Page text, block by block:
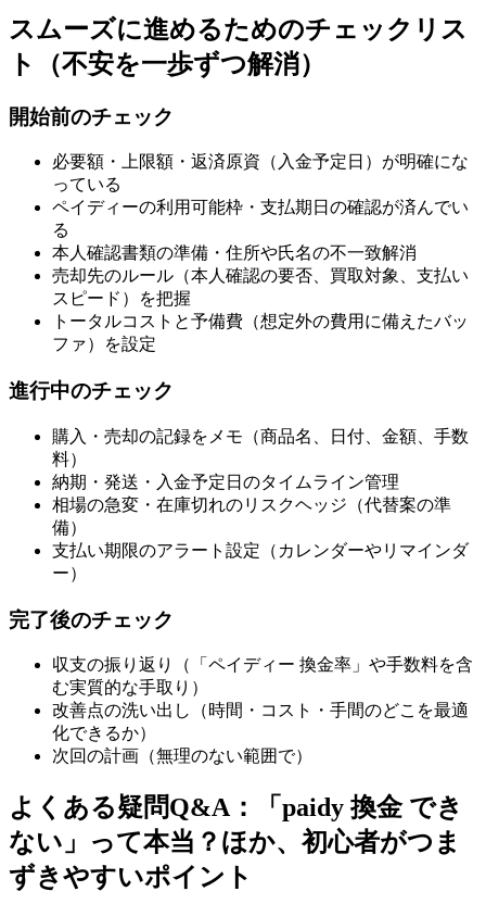
スムーズに進めるためのチェックリス
ト（不安を一歩ずつ解消）
開始前のチェック
必要額・上限額・返済原資（入金予定日）が明確にな
っている
ペイディーの利用可能枠・支払期日の確認が済んでい
る
本人確認書類の準備・住所や氏名の不一致解消
売却先のルール（本人確認の要否、買取対象、支払い
スピード）を把握
トータルコストと予備費（想定外の費用に備えたバッ
ファ）を設定
進行中のチェック
購入・売却の記録をメモ（商品名、日付、金額、手数
料）
納期・発送・入金予定日のタイムライン管理
相場の急変・在庫切れのリスクヘッジ（代替案の準
備）
支払い期限のアラート設定（カレンダーやリマインダ
ー）
完了後のチェック
収支の振り返り（「ペイディー 換金率」や手数料を含
む実質的な手取り）
改善点の洗い出し（時間・コスト・手間のどこを最適
化できるか）
次回の計画（無理のない範囲で）
よくある疑問Q&A：「paidy 換金 でき
ない」って本当？ほか、初心者がつま
ずきやすいポイント